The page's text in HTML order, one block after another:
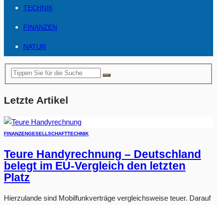
TECHNIK
FINANZEN
NATUR
Letzte Artikel
FINANZENGESELLSCHAFTTECHNIK
Teure Handyrechnung – Deutschland
belegt im EU-Vergleich den letzten
Platz
Hierzulande sind Mobilfunkverträge vergleichsweise teuer. Darauf